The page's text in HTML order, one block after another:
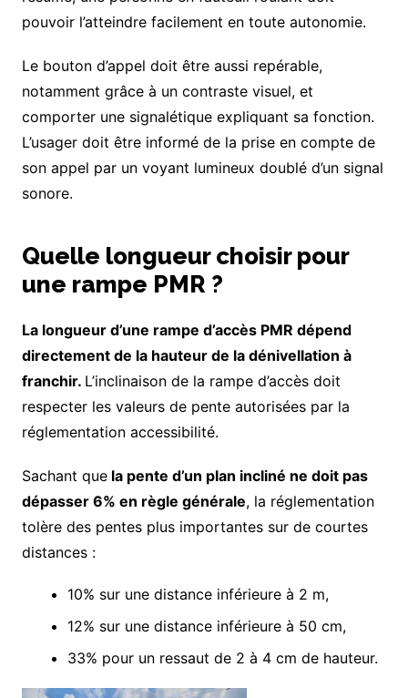
pouvoir l’atteindre facilement en toute autonomie.
Le bouton d’appel doit être aussi repérable,
notamment grâce à un contraste visuel, et
comporter une signalétique expliquant sa fonction.
L’usager doit être informé de la prise en compte de
son appel par un voyant lumineux doublé d’un signal
sonore.
Quelle longueur choisir pour
une rampe PMR ?
La longueur d’une rampe d’accès PMR dépend
directement de la hauteur de la dénivellation à
franchir. L’inclinaison de la rampe d’accès doit
respecter les valeurs de pente autorisées par la
réglementation accessibilité.
Sachant quela pente d’un plan incliné ne doit pas
dépasser 6% en règle générale, la réglementation
tolère des pentes plus importantes sur de courtes
distances :
10% sur une distance inférieure à 2 m,
12% sur une distance inférieure à 50 cm,
33% pour un ressaut de 2 à 4 cm de hauteur.